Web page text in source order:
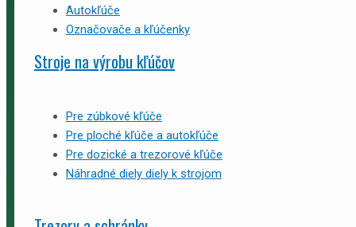
Autokľúče
Označovače a kľúčenky
Stroje na výrobu kľúčov
Pre zúbkové kľúče
Pre ploché kľúče a autokľúče
Pre dozické a trezorové kľúče
Náhradné diely diely k strojom